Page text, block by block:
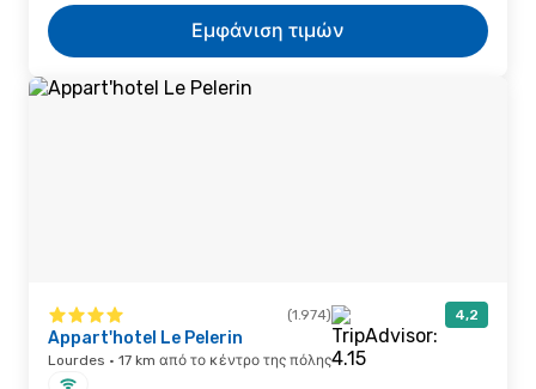
Εμφάνιση τιμών
(1.974) 4,2
Appart'hotel Le Pelerin
Lourdes · 17 km από το κέντρο της πόλης